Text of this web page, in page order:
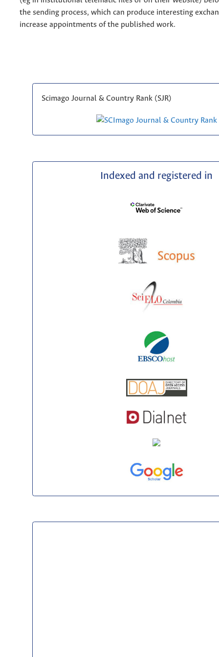
the sending process, which can produce interesting
increase appointments of the published work.
Scimago Journal & Country Rank (SJR)
Indexed and registered in